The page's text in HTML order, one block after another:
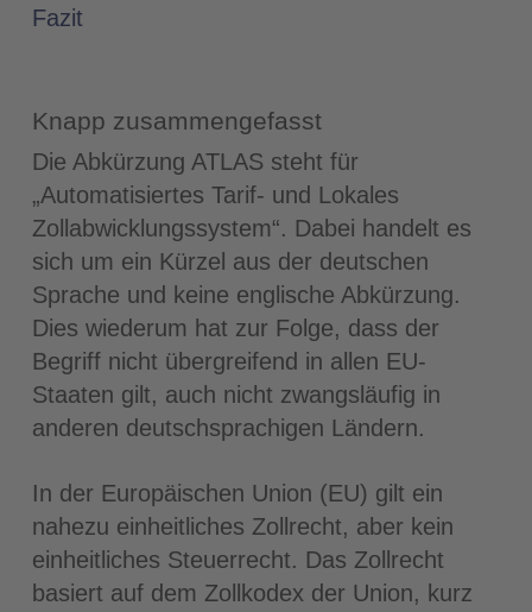
Fazit
Knapp zusammengefasst
Die Abkürzung ATLAS steht für
„Automatisiertes Tarif- und Lokales
Zollabwicklungssystem“. Dabei handelt es
sich um ein Kürzel aus der deutschen
Sprache und keine englische Abkürzung.
Dies wiederum hat zur Folge, dass der
Begriff nicht übergreifend in allen EU-
Staaten gilt, auch nicht zwangsläufig in
anderen deutschsprachigen Ländern.
In der Europäischen Union (EU) gilt ein
nahezu einheitliches Zollrecht, aber kein
einheitliches Steuerrecht. Das Zollrecht
basiert auf dem Zollkodex der Union, kurz